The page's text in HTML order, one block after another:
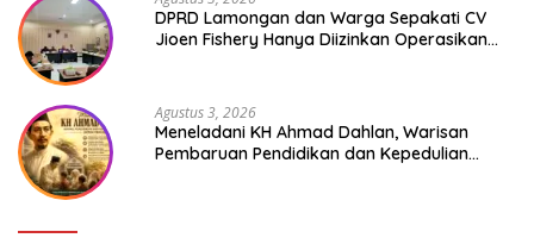
DPRD Lamongan dan Warga Sepakati CV
Jioen Fishery Hanya Diizinkan Operasikan
Agustus 3, 2026
Meneladani KH Ahmad Dahlan, Warisan
Pembaruan Pendidikan dan Kepedulian